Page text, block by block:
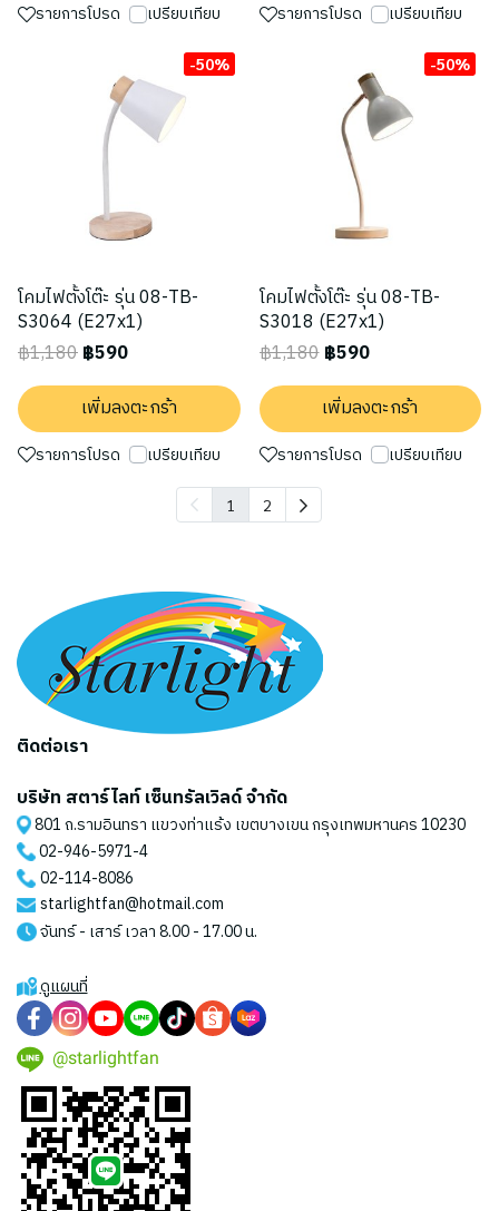
รายการโปรด เปรียบเทียบ รายการโปรด เปรียบเทียบ
-50%
โคมไฟตั้งโต๊ะ รุ่น 08-TB-
S3064 (E27x1)
฿1,180฿590
เพิ่มลงตะกร้า
รายการโปรด เปรียบเทียบ
-50%
โคมไฟตั้งโต๊ะ รุ่น 08-TB-
S3018 (E27x1)
฿1,180 ฿590
เพิ่มลงตะกร้า
รายการโปรด เปรียบเทียบ
1 2
ติดต่อเรา
บริษัท สตาร์ไลท์ เซ็นทรัลเวิลด์ จำกัด
801 ถ.รามอินทรา แขวงท่าแร้ง เขตบางเขน กรุงเทพมหานคร 10230
02-946-5971-4
02-114-8086
starlightfan@hotmail.com
จันทร์ - เสาร์ เวลา 8.00 - 17.00 น.
ดูแผนที่
@starlightfan